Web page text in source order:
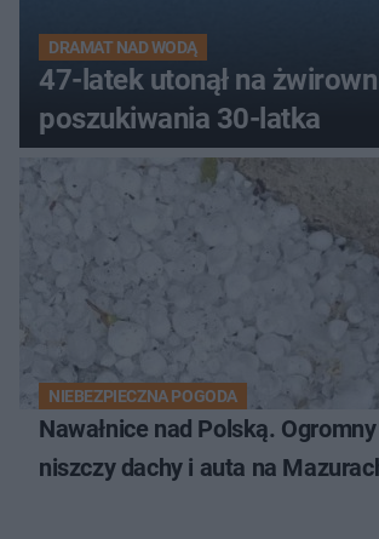
DRAMAT NAD WODĄ
47-latek utonął na
poszukiwania 30-latka
NIEBEZPIECZNA POGODA
Nawałnice nad Polską.
niszczy dachy i auta na